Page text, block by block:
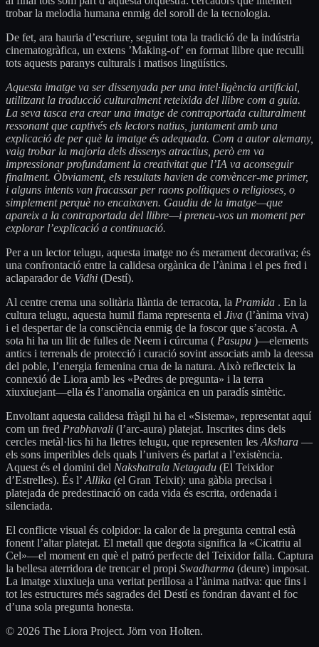
trobar la melodia humana enmig del soroll de la tecnologia.
De fet, ara hauria d’escriure, seguint tota la tradició de la indústria
cinematogràfica, un extens ’Making-of’ en format llibre que reculli
tots aquests paranys culturals i matisos lingüístics.
Aquesta imatge va ser dissenyada per una intel·ligència artificial,
utilitzant la traducció culturalment reteixida del llibre com a guia.
La seva tasca era crear una imatge de contraportada culturalment
ressonant que captivés els lectors natius, juntament amb una
explicació de per què la imatge és adequada. Com a autor alemany,
vaig trobar la majoria dels dissenys atractius, però em va
impressionar profundament la creativitat que l’IA va aconseguir
finalment. Òbviament, els resultats havien de convèncer-me primer,
i alguns intents van fracassar per raons polítiques o religioses, o
simplement perquè no encaixaven. Gaudiu de la imatge—que
apareix a la contraportada del llibre—i preneu-vos un moment per
explorar l’explicació a continuació.
Per a un lector telugu, aquesta imatge no és merament decorativa; és
una confrontació entre la calidesa orgànica de l’ànima i el pes fred i
aclaparador de Vidhi (Destí).
Al centre crema una solitària llàntia de terracota, la Pramida . En la
cultura telugu, aquesta humil flama representa el Jiva (l’ànima viva)
i el despertar de la consciència enmig de la foscor que s’acosta. A
sota hi ha un llit de fulles de Neem i cúrcuma ( Pasupu )—elements
antics i terrenals de protecció i curació sovint associats amb la deessa
del poble, l’energia femenina crua de la natura. Això reflecteix la
connexió de Liora amb les «Pedres de pregunta» i la terra
xiuxiuejant—ella és l’anomalia orgànica en un paradís sintètic.
Envoltant aquesta calidesa fràgil hi ha el «Sistema», representat aquí
com un fred Prabhavali (l’arc-aura) platejat. Inscrites dins dels
cercles metàl·lics hi ha lletres telugu, que representen les Akshara —
els sons imperibles dels quals l’univers és parlat a l’existència.
Aquest és el domini del Nakshatrala Netagadu (El Teixidor
d’Estrelles). És l’ Allika (el Gran Teixit): una gàbia precisa i
platejada de predestinació on cada vida és escrita, ordenada i
silenciada.
El conflicte visual és colpidor: la calor de la pregunta central està
fonent l’altar platejat. El metall que degota significa la «Cicatriu al
Cel»—el moment en què el patró perfecte del Teixidor falla. Captura
la bellesa aterridora de trencar el propi Swadharma (deure) imposat.
La imatge xiuxiueja una veritat perillosa a l’ànima nativa: que fins i
tot les estructures més sagrades del Destí es fondran davant el foc
d’una sola pregunta honesta.
© 2026 The Liora Project. Jörn von Holten.